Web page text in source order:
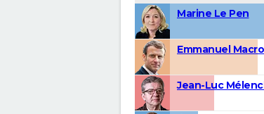
Marine Le Pen
Emmanuel
Jean-Luc